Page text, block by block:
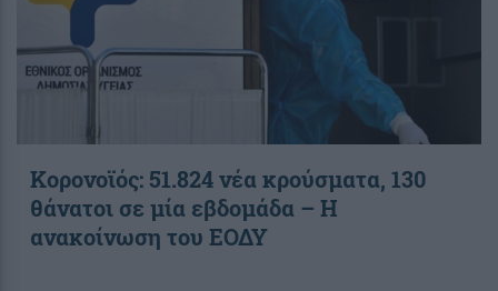
Κορονοϊός: 51.824 νέα κρούσματα, 130
θάνατοι σε μία εβδομάδα – Η
ανακοίνωση του ΕΟΔΥ